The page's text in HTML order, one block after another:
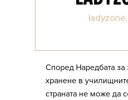
Според Наредбата за
хранене в
страната не може да